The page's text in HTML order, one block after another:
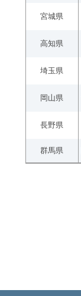
宮城県
高知県
埼玉県
岡山県
長野県
群馬県